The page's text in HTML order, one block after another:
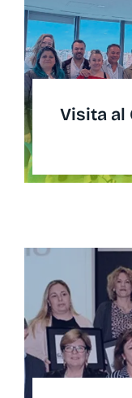
Visita al